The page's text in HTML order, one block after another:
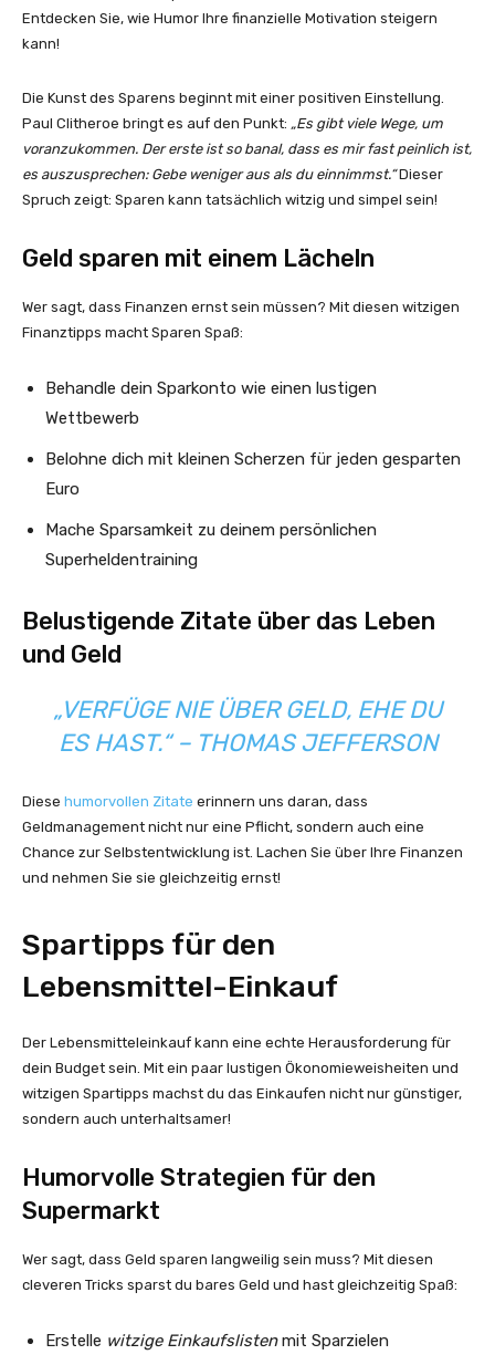
Entdecken Sie, wie Humor Ihre finanzielle Motivation steigern
kann!
Die Kunst des Sparens beginnt mit einer positiven Einstellung.
Paul Clitheroe bringt es auf den Punkt: „Es gibt viele Wege, um
voranzukommen. Der erste ist so banal, dass es mir fast peinlich ist,
es auszusprechen: Gebe weniger aus als du einnimmst.“Dieser
Spruch zeigt: Sparen kann tatsächlich witzig und simpel sein!
Geld sparen mit einem Lächeln
Wer sagt, dass Finanzen ernst sein müssen? Mit diesen witzigen
Finanztipps macht Sparen Spaß:
Behandle dein Sparkonto wie einen lustigen
Wettbewerb
Belohne dich mit kleinen Scherzen für jeden gesparten
Euro
Mache Sparsamkeit zu deinem persönlichen
Superheldentraining
Belustigende Zitate über das Leben
und Geld
„VERFÜGE NIE ÜBER GELD, EHE DU
ES HAST.“ – THOMAS JEFFERSON
Diese humorvollen Zitate erinnern uns daran, dass
Geldmanagement nicht nur eine Pflicht, sondern auch eine
Chance zur Selbstentwicklung ist. Lachen Sie über Ihre Finanzen
und nehmen Sie sie gleichzeitig ernst!
Spartipps für den
Lebensmittel-Einkauf
Der Lebensmitteleinkauf kann eine echte Herausforderung für
dein Budget sein. Mit ein paar lustigen Ökonomieweisheiten und
witzigen Spartipps machst du das Einkaufen nicht nur günstiger,
sondern auch unterhaltsamer!
Humorvolle Strategien für den
Supermarkt
Wer sagt, dass Geld sparen langweilig sein muss? Mit diesen
cleveren Tricks sparst du bares Geld und hast gleichzeitig Spaß:
Erstelle witzige Einkaufslistenmit Sparzielen